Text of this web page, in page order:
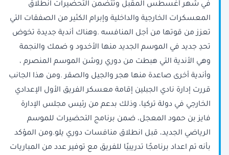
في شهر أغسطس المقبل وتتضمن التحضيرات انطلاق
المعسكرات الخارجية والداخلية وإبرام الكثير من الصفقات التي
تعزز من قوتها من أجل المنافسه .وهناك أندية جديدة تخوض
تحدِ جديد في الموسم الجديد منها الأخدود و ضمك والنجمة
وهي الأندية التي هبطت من دوري روشن الموسم المنصرم ،
وأندية أخرى صاعدة منها هجر والجيل والصقر .ومن هذا الجانب
قررت إدارة نادي الجبلين إقامة معسكر الفريق الأول الإعدادي
الخارجي في دولة تركيا، وذلك بدعم من رئيس مجلس الإدارة
فايز بن حمود المعجل، ضمن برنامج التحضيرات للموسم
الرياضي الجديد، قبل انطلاق منافسات دوري يلو.ومن المؤكد
بأنه تم اعداد برنامجًا تدريبيًا للفريق مع توفير عدد من المباريات